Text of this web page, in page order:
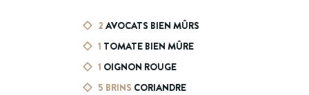
2 AVOCATS BIEN MÛRS
1 TOMATE BIEN MÛRE
1 OIGNON ROUGE
5 BRINS CORIANDRE